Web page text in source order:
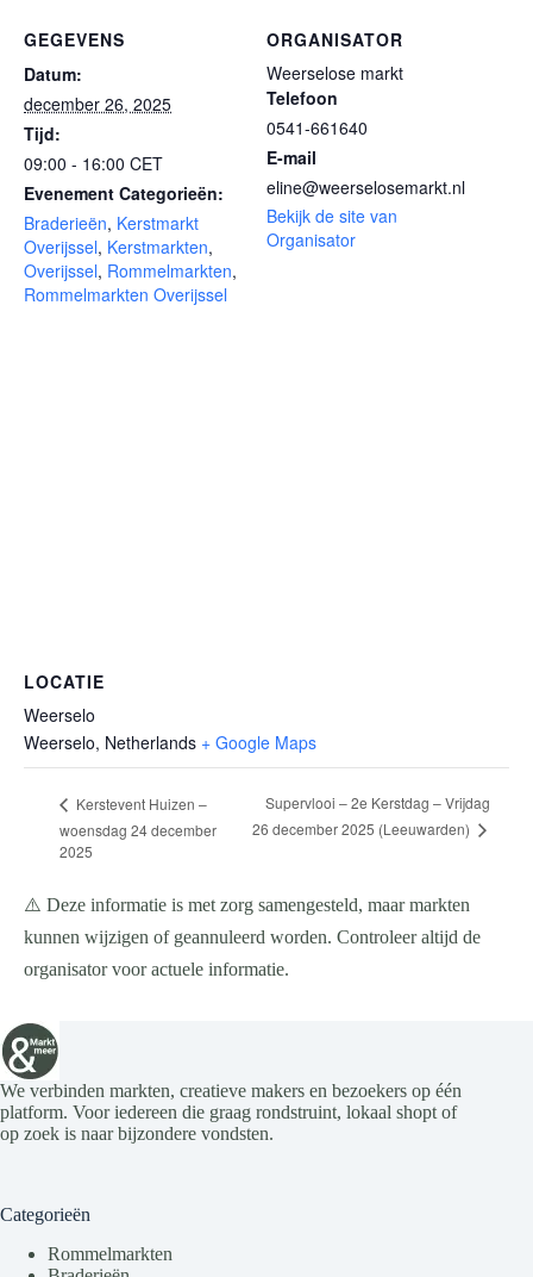
GEGEVENS
Datum:
december 26, 2025
Tijd:
09:00 - 16:00 CET
Evenement Categorieën:
Braderieën, Kerstmarkt
Overijssel, Kerstmarkten,
Overijssel, Rommelmarkten,
Rommelmarkten Overijssel
ORGANISATOR
Weerselose markt
Telefoon
0541-661640
E-mail
eline@weerselosemarkt.nl
Bekijk de site van
Organisator
LOCATIE
Weerselo
Weerselo, Netherlands + Google Maps
Kerstevent Huizen –
woensdag 24 december
2025
Supervlooi – 2e Kerstdag – Vrijdag
26 december 2025 (Leeuwarden)
⚠️ Deze informatie is met zorg samengesteld, maar markten
kunnen wijzigen of geannuleerd worden. Controleer altijd de
organisator voor actuele informatie.
We verbinden markten, creatieve makers en bezoekers op één
platform. Voor iedereen die graag rondstruint, lokaal shopt of
op zoek is naar bijzondere vondsten.
Categorieën
Rommelmarkten